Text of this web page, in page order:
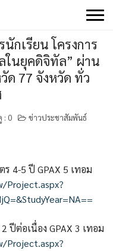
กเรียน โครงการ
ในยุคดิจิทัล” ผ่าน
ด 77 จังหวัด ทั่ว
: 0 ข่าวประชาสัมพันธ์
ร 4-5 ปี GPAX 5 เทอม
Project.aspx?
ปีต่อเนื่อง GPAX 3 เทอม
Project.aspx?